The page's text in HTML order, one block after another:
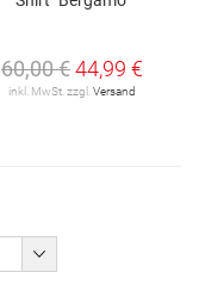
60,00 €44,99 €
inkl. MwSt. zzgl. Versand